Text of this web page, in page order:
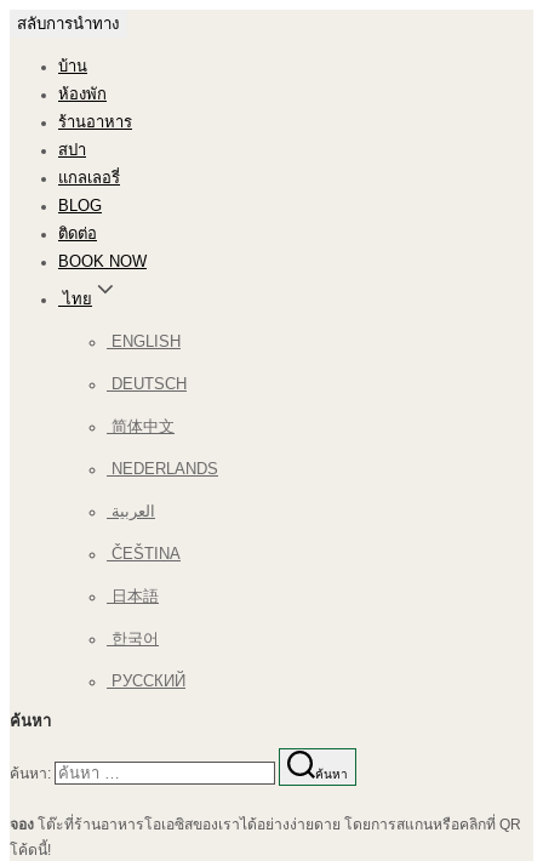
สลับการนำทาง
บ้าน
ห้องพัก
ร้านอาหาร
สปา
แกลเลอรี่
BLOG
ติดต่อ
BOOK NOW
ไทย
ENGLISH
DEUTSCH
简体中文
NEDERLANDS
العربية
ČEŠTINA
日本語
한국어
РУССКИЙ
ค้นหา
ค้นหา: ค้นหา
จอง โต๊ะที่ร้านอาหารโอเอซิสของเราได้อย่างง่ายดาย โดยการสแกนหรือคลิกที่ QR
โค้ดนี้!